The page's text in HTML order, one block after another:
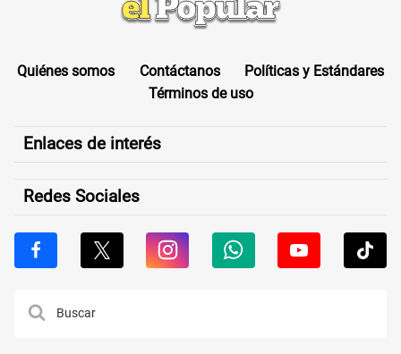
Quiénes somos Contáctanos
Políticas y Estándares
Términos de uso
Enlaces de interés
Redes Sociales